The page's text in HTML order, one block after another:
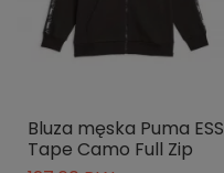
Bluza męska Puma ESS
Tape Camo Full Zip